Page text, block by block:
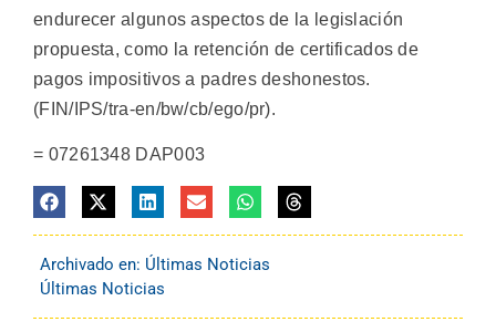
endurecer algunos aspectos de la legislación
propuesta, como la retención de certificados de
pagos impositivos a padres deshonestos.
(FIN/IPS/tra-en/bw/cb/ego/pr).
= 07261348 DAP003
Archivado en: Últimas Noticias
Últimas Noticias